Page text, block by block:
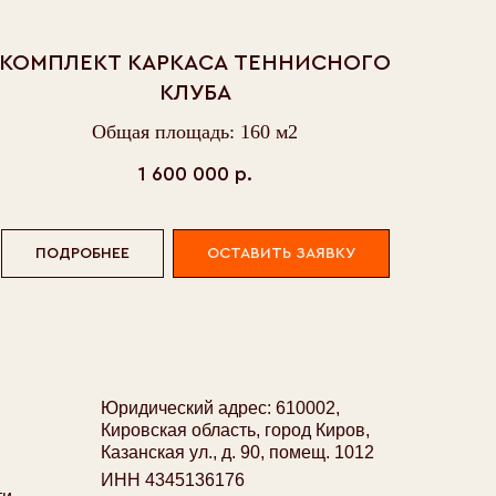
КОМПЛЕКТ КАРКАСА ТЕННИСНОГО
КЛУБА
Общая площадь: 160 м2
1 600 000 р.
ПОДРОБНЕЕ ОСТАВИТЬ ЗАЯВКУ
готовых комплектов каркасов не является публичной
Условия оплаты, комплектность определяются при
область, город Киров,
ул., д. 90, помещ. 1012
434501001